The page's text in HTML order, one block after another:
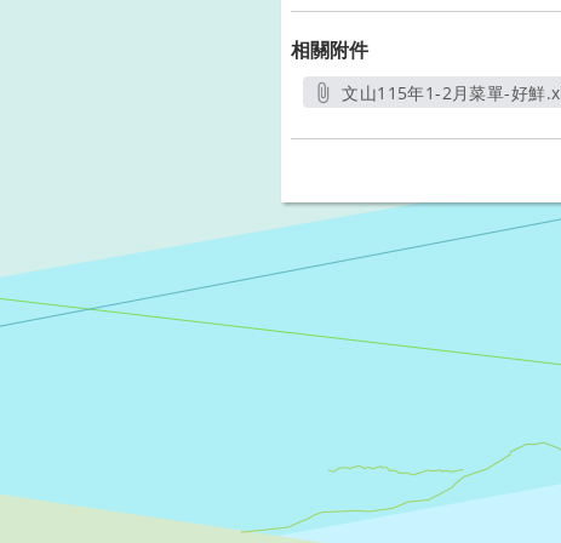
相關附件
文山115年1-2月菜單-好鮮